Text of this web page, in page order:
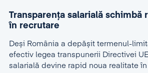
Transparența salarială schimbă
în recrutare
Deși România a depășit termenul-
efectiv legea transpunerii Directivei
salarială devine rapid noua realitate în